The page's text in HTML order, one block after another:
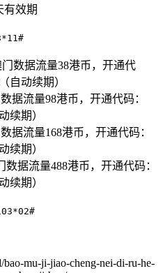
有效期
数据流量38港币，开通代
自动续期）
据流量98港币，开通代码：
续期）
据流量168港币，开通代码：
续期）
据流量488港币，开通代码：
续期）
bao-mu-ji-jiao-cheng-nei-di-ru-he-